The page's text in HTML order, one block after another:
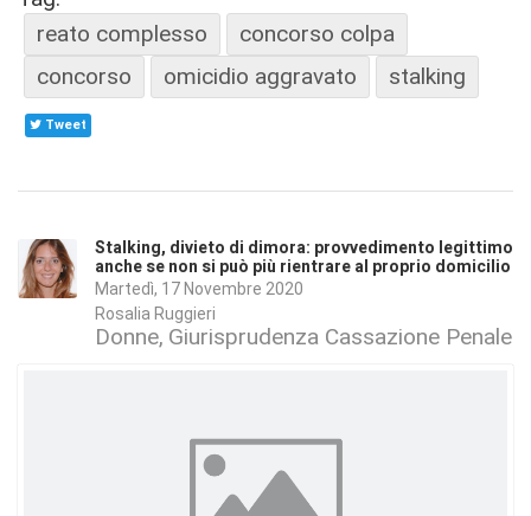
reato complesso
concorso colpa
concorso
omicidio aggravato stalking
Tweet
Stalking, divieto di dimora: provvedimento legittimo
anche se non si può più rientrare al proprio domicilio
Martedì, 17 Novembre 2020
Rosalia Ruggieri
Donne Giurisprudenza Cassazione Penale